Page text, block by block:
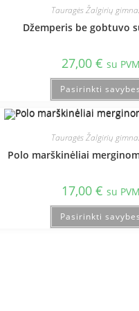
Tauragės Žalgirių
Džemperis be gobtuvo
27,00 € su PVM
Pasirinkti savybes
Tauragės Žalgirių
Polo marškinėliai
17,00 € su PVM
Pasirinkti savybes